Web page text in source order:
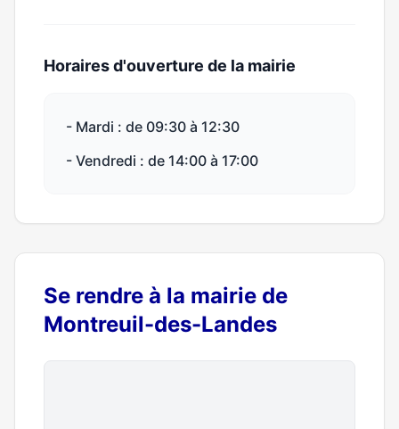
Horaires d'ouverture de la mairie
- Mardi : de 09:30 à 12:30
- Vendredi : de 14:00 à 17:00
Se rendre à la mairie de
Montreuil-des-Landes